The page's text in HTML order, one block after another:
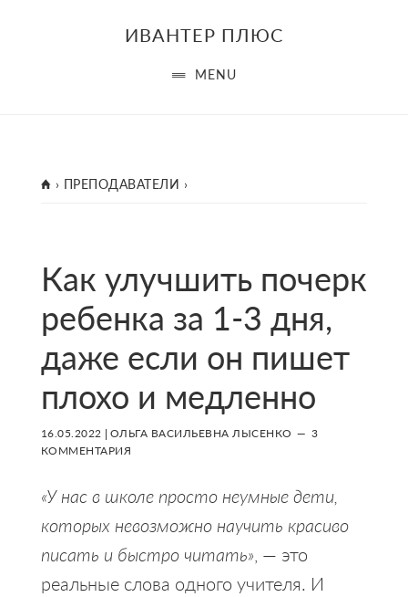
ИВАНТЕР ПЛЮС
MENU
ГЛАВНАЯ
› ПРЕПОДАВАТЕЛИ ›
Как улучшить почерк
ребенка за 1-3 дня,
даже если он пишет
плохо и медленно
16.05.2022 | ОЛЬГА ВАСИЛЬЕВНА ЛЫСЕНКО
3
КОММЕНТАРИЯ
«У нас в школе просто неумные дети,
которых невозможно научить красиво
писать и быстро читать», — это
реальные слова одного учителя. И